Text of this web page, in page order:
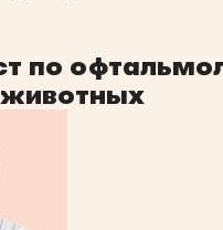
по
животных